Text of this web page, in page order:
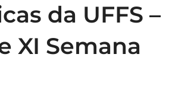
da UFFS –
XI Semana